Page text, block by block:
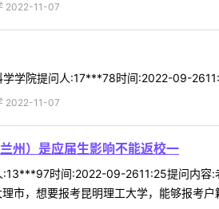
2022-11-07
学院提问人:17***78时间:2022-09-
2022-11-07
州）是应届生影响不能返校一
时间:2022-09-2611:25提问内容:
市，想要报考昆明理工大学，能够报考